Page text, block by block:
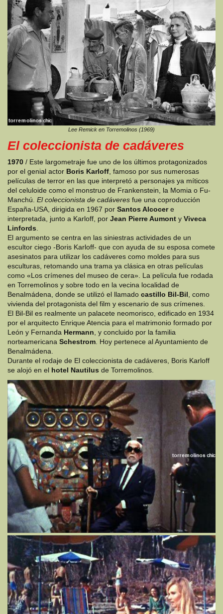
Lee Remick en Torremolinos (1969)
El coleccionista de cadáveres
1970 / Este largometraje fue uno de los últimos protagonizados
por el genial actor Boris Karloff , famoso por sus numerosas
películas de terror en las que interpretó a personajes ya míticos
del celuloide como el monstruo de Frankenstein, la Momia o Fu-
Manchú. El coleccionista de cadáveres fue una coproducción
España-USA, dirigida en 1967 por Santos Alcocere
interpretada, junto a Karloff, por Jean Pierre Aumont y Viveca
Linfords
El argumento se centra en las siniestras actividades de un
escultor ciego -Boris Karloff- que con ayuda de su esposa comete
asesinatos para utilizar los cadáveres como moldes para sus
esculturas, retomando una trama ya clásica en otras películas
como «Los crímenes del museo de cera». La película fue rodada
en Torremolinos y sobre todo en la vecina localidad de
Benalmádena, donde se utilizó el llamado castillo Bil-Bil , como
vivienda del protagonista del film y escenario de sus crímenes.
El Bil-Bil es realmente un palacete neomorisco, edificado en 1934
por el arquitecto Enrique Atencia para el matrimonio formado por
León y Fernanda Hermann , y concluido por la familia
norteamericana Schestrom . Hoy pertenece al Ayuntamiento de
Benalmádena.
Durante el rodaje de El coleccionista de cadáveres, Boris Karloff
se alojó en el hotel Nautilus de Torremolinos.